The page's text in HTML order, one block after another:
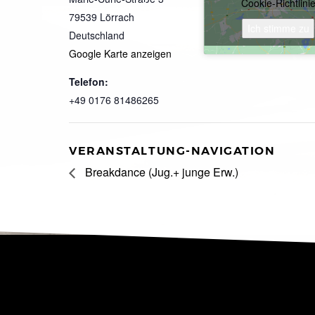
79539 Lörrach
Deutschland
Google Karte anzeigen
Telefon:
+49 0176 81486265
Cookie-Richtlinie
VERANSTALTUNG-NAVIGATION
Breakdance (Jug.+ junge Erw.)